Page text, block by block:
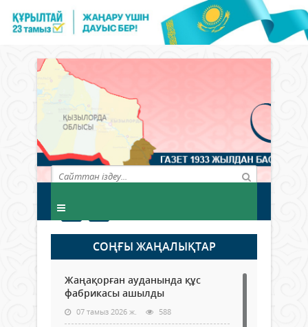
СОҢҒЫ ЖАҢАЛЫҚТАР
Жаңақорған ауданында құс
фабрикасы ашылды
07 тамыз 2026 ж. 588